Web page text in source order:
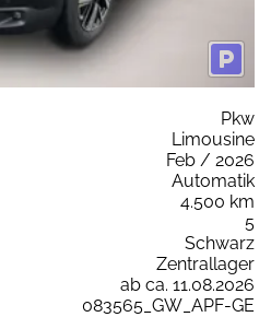
Pkw
Limousine
Feb / 2026
Automatik
4.500 km
5
Schwarz
Zentrallager
ab ca. 11.08.2026
083565_GW_APF-GE